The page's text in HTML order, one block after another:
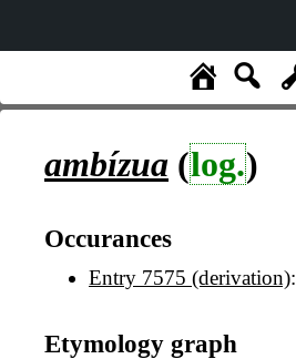
ambízua (log.)
Occurances
Entry 7575 (derivation):
Etymology graph